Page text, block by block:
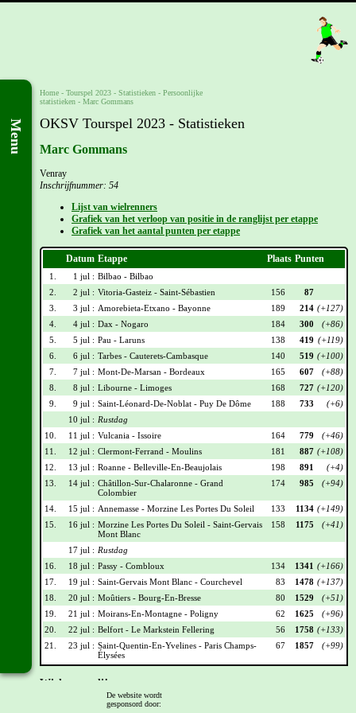
Menu
Home - Tourspel 2023 - Statistieken - Persoonlijke
statistieken - Marc Gommans
OKSV Tourspel 2023 - Statistieken
Marc Gommans
Venray
Inschrijfnummer: 54
Lijst van wielrenners
Grafiek van het verloop van positie in de ranglijst per etappe
Grafiek van het aantal punten per etappe
Datum Etappe Plaats Punten
1. 1 jul : Bilbao - Bilbao
2.
2 jul : Vitoria-Gasteiz - Saint-Sébastien 156
87
3.
3 jul : Amorebieta-Etxano - Bayonne 189 214 (+127)
4.
4 jul : Dax - Nogaro 184 300
(+86)
5.
5 jul : Pau - Laruns 138 419 (+119)
6.
6 jul : Tarbes - Cauterets-Cambasque 140 519 (+100)
7.
7 jul : Mont-De-Marsan - Bordeaux 165 607
(+88)
8.
8 jul : Libourne - Limoges 168 727 (+120)
9.
9 jul : Saint-Léonard-De-Noblat - Puy De Dôme 188 733
(+6)
10 jul : Rustdag
10.
11 jul : Vulcania - Issoire 164 779
(+46)
11.
12 jul : Clermont-Ferrand - Moulins 181 887 (+108)
12.
13 jul : Roanne - Belleville-En-Beaujolais 198 891
(+4)
13.
14 jul : Châtillon-Sur-Chalaronne - Grand
Colombier
174 985 (+94)
14. 15 jul : Annemasse - Morzine Les Portes Du Soleil 133 1134 (+149)
15.
16 jul : Morzine Les Portes Du Soleil - Saint-Gervais
Mont Blanc
158 1175 (+41)
17 jul : Rustdag
16.
18 jul : Passy - Combloux 134 1341 (+166)
17.
19 jul : Saint-Gervais Mont Blanc - Courchevel 83 1478 (+137)
18.
20 jul : Moûtiers - Bourg-En-Bresse 80 1529
(+51)
19.
21 jul : Moirans-En-Montagne - Poligny 62 1625
(+96)
20.
22 jul : Belfort - Le Markstein Fellering 56 1758 (+133)
21.
23 jul : Saint-Quentin-En-Yvelines - Paris Champs-
Élysées
67 1857 (+99)
Wielrennerslijst
De website wordt
gesponsord door: